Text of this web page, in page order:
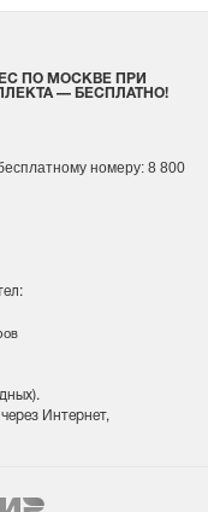
).
Интернет,
ПО МОСКВЕ ПРИ
— БЕСПЛАТНО!
номеру: 8 800